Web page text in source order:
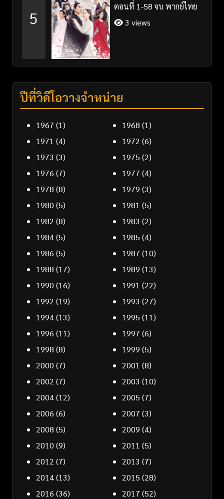
5
ตอนที่ 1-58 จบ พากย์ไทย
3 views
ปีที่วิดีโอวางจำหน่าย
1967 (1) 1968 (1)
1971 (4) 1972 (6)
1973 (3) 1975 (2)
1976 (7) 1977 (4)
1978 (8) 1979 (3)
1980 (5) 1981 (5)
1982 (8) 1983 (2)
1984(5) 1985 (4)
1986 (5) 1987 (10)
1988 (17) 1989 (13)
1990 (16) 1991 (22)
1992 (19) 1993 (27)
1994(13) 1995 (11)
1996 (11) 1997 (6)
1998 (8) 1999 (5)
2000 (7) 2001 (8)
2002 (7) 2003 (10)
2004(12) 2005 (7)
2006 (6) 2007 (3)
2008 (5) 2009 (4)
2010 (9) 2011 (5)
2012 (7) 2013 (7)
2014(13) 2015 (28)
2016 (36) 2017 (52)